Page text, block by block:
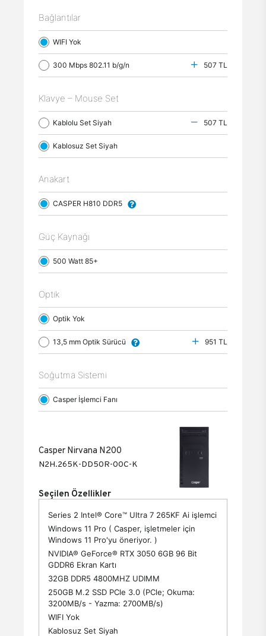
Bağlantılar
WIFI Yok
300 Mbps 802.11 b/g/n 507 TL
Klavye – Mouse Set
Kablolu Set Siyah 507 TL
Kablosuz Set Siyah
Anakart
CASPER H810 DDR5
Güç Kaynağı
500 Watt 85+
Optik
Optik Yok
13,5 mm Optik Sürücü 951 TL
Soğutma Sistemi
Casper İşlemci Fanı
Casper Nirvana N200
N2H.265K-DD50R-00C-K
Seçilen Özellikler
Series 2 Intel® Core™ Ultra 7 265KF Ai işlemci
Windows 11 Pro ( Casper, işletmeler için
Windows 11 Pro'yu öneriyor. )
NVIDIA® GeForce® RTX 3050 6GB 96 Bit
GDDR6 Ekran Kartı
32GB DDR5 4800MHZ UDIMM
250GB M.2 SSD PCle 3.0 (PCle; Okuma:
3200MB/s - Yazma: 2700MB/s)
WIFI Yok
Kablosuz Set Siyah